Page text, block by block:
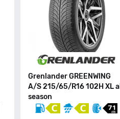
Grenlander GREENWING
A/S 215/65/R16 102H XL all
season